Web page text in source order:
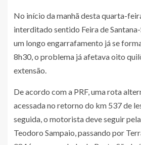
No início da manhã desta quarta-
interditado sentido Feira de
um longo engarrafamento já se
8h30, o problema já afetava oito
extensão.
De acordo com a PRF, uma rota
acessada no retorno do km 537 de
seguida, o motorista deve seguir
Teodoro Sampaio, passando por